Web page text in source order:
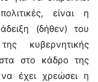
είναι η
(δήθεν) του
κυβερνητικής
στο κάδρο της
έχει χρεώσει η